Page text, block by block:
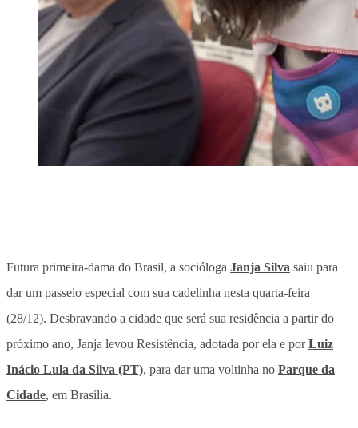
Futura primeira-dama do Brasil, a socióloga Janja Silva saiu para
dar um passeio especial com sua cadelinha nesta quarta-feira
(28/12). Desbravando a cidade que será sua residência a partir do
próximo ano, Janja levou Resistência, adotada por ela e porLuiz
Inácio Lula da Silva (PT), para dar uma voltinha no Parque da
Cidade, em Brasília.